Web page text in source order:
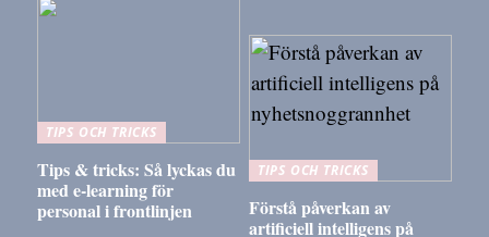
TIPS OCH TRICKS
Tips & tricks: Så lyckas du
med e-learning för
personal i frontlinjen
TIPS OCH TRICKS
Förstå påverkan av
artificiell intelligens på